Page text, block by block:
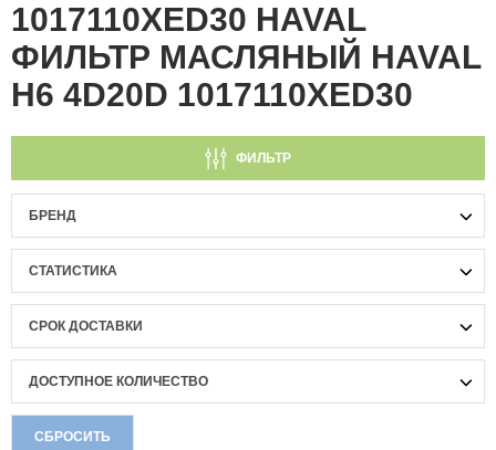
1017110XED30 HAVAL
ФИЛЬТР МАСЛЯНЫЙ HAVAL
Н6 4D20D 1017110XED30
ФИЛЬТР
БРЕНД
СТАТИСТИКА
СРОК ДОСТАВКИ
ДОСТУПНОЕ КОЛИЧЕСТВО
СБРОСИТЬ